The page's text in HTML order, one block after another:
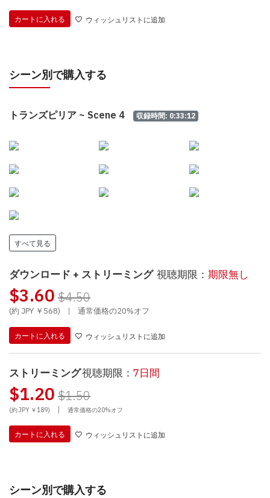
カートに入れる ウィッシュリストに追加
シーン別で購入する
トランズピリア ~ Scene 4 収録時間: 0:33:12
すべて見る
ダウンロード + ストリーミング 視聴期限： 期限無し
$3.60 $4.50
(約 JPY ￥568) | 通常価格の20%オフ
カートに入れる ウィッシュリストに追加
ストリーミング視聴期限： 7日間
$1.20 $1.50
(約 JPY ￥189) | 通常価格の20%オフ
カートに入れる ウィッシュリストに追加
シーン別で購入する